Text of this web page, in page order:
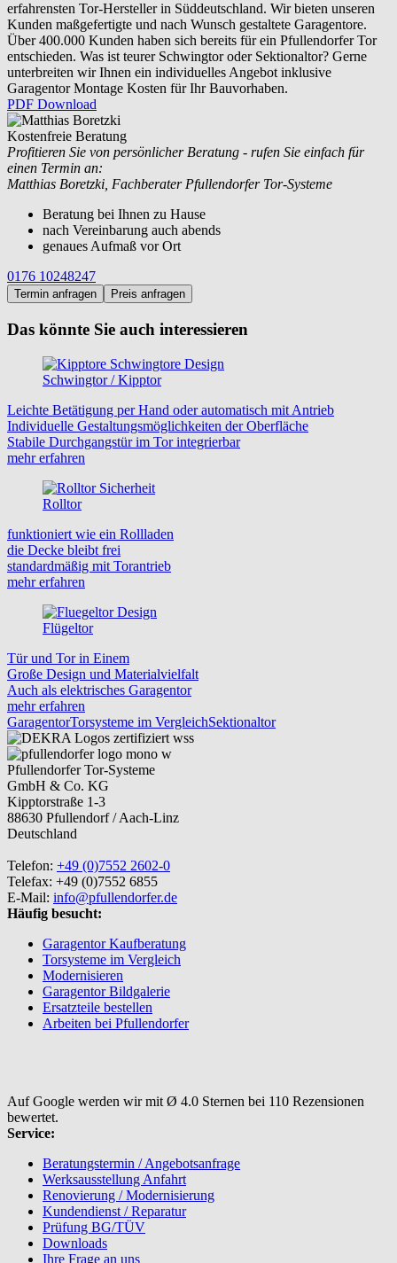
erfahrensten Tor-Hersteller in Süddeutschland. Wir bieten unseren
Kunden maßgefertigte und nach Wunsch gestaltete Garagentore.
Über 400.000 Kunden haben sich bereits für ein Pfullendorfer Tor
entschieden. Was ist teurer Schwingtor oder Sektionaltor? Gerne
unterbreiten wir Ihnen ein individuelles Angebot inklusive
Garagentor Montage Kosten für Ihr Bauvorhaben.
PDF Download
Kostenfreie Beratung
Profitieren Sie von persönlicher Beratung - rufen Sie einfach für
einen Termin an:
Matthias Boretzki, Fachberater Pfullendorfer Tor-Systeme
Beratung bei Ihnen zu Hause
nach Vereinbarung auch abends
genaues Aufmaß vor Ort
0176 10248247
Termin anfragen Preis anfragen
Das könnte Sie auch interessieren
Schwingtor / Kipptor
Leichte Betätigung per Hand oder automatisch mit Antrieb
Individuelle Gestaltungsmöglichkeiten der Oberfläche
Stabile Durchgangstür im Tor integrierbar
mehr erfahren
Rolltor
funktioniert wie ein Rollladen
die Decke bleibt frei
standardmäßig mit Torantrieb
mehr erfahren
Flügeltor
Tür und Tor in Einem
Große Design und Materialvielfalt
Auch als elektrisches Garagentor
mehr erfahren
GaragentorTorsysteme im VergleichSektionaltor
Pfullendorfer Tor-Systeme
GmbH & Co. KG
Kipptorstraße 1-3
88630 Pfullendorf / Aach-Linz
Deutschland
Telefon: +49 (0)7552 2602-0
Telefax: +49 (0)7552 6855
E-Mail: info@pfullendorfer.de
Häufig besucht:
Garagentor Kaufberatung
Torsysteme im Vergleich
Modernisieren
Garagentor Bildgalerie
Ersatzteile bestellen
Arbeiten bei Pfullendorfer
Auf Google werden wir mit Ø 4.0 Sternen bei 110 Rezensionen
bewertet.
Service:
Beratungstermin / Angebotsanfrage
Werksausstellung Anfahrt
Renovierung / Modernisierung
Kundendienst / Reparatur
Prüfung BG/TÜV
Downloads
Ihre Frage an uns